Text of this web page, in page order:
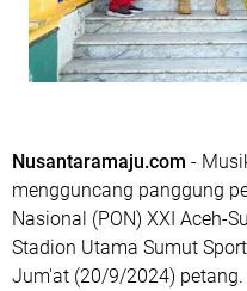
Nusantaramaju.com -
mengguncang panggung
Nasional (PON) XXI Aceh-
Stadion Utama Sumut
Jum'at (20/9/2024) petang.